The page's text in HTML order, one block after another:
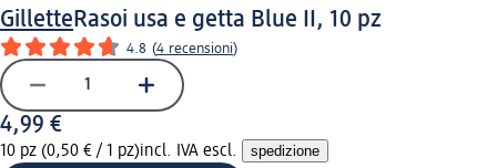
GilletteRasoi usa e getta Blue II, 10 pz
4.8 (4 recensioni)
4,99 €
10 pz (0,50 € / 1 pz)incl. IVA escl. spedizione